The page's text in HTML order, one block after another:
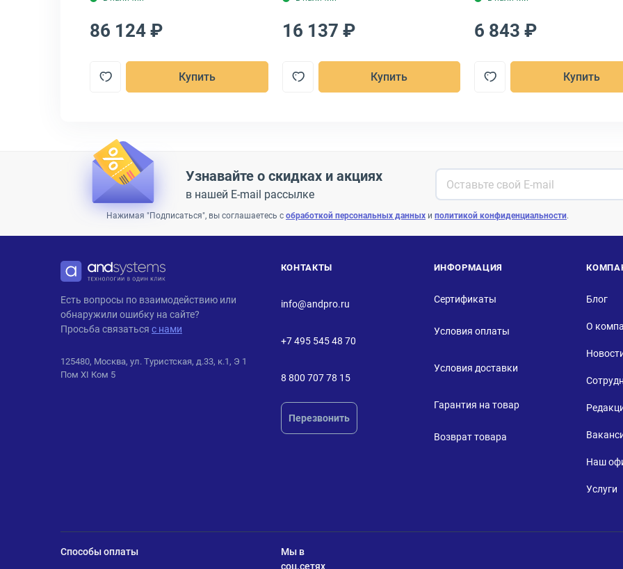
86 124 ₽
Купить
16 137 ₽
Купить
6 843 ₽
Купить
Узнавайте о скидках и акциях
в нашей E-mail рассылке
Нажимая "Подписаться", вы соглашаетесь с обработкой персональных данных и политикой конфиденциальности.
ANDPRO
Есть вопросы по взаимодействию или
обнаружили ошибку на сайте?
Просьба связаться с нами
125480, Москва, ул. Туристская, д.33, к.1, Э 1
Пом XI Ком 5
КОНТАКТЫ
info@andpro.ru
+7 495 545 48 70
8 800 707 78 15
Перезвонить
ИНФОРМАЦИЯ
Сертификаты
Условия оплаты
Условия доставки
Гарантия на товар
Возврат товара
Блог
О
Наш
Услуги
Способы оплаты
Мы в
соц.сетях